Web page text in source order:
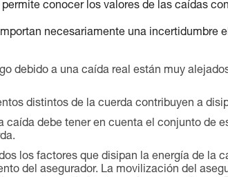
conocer los valores de las caídas
necesariamente una incertidumbre
debido a una caída real están muy
distintos de la cuerda contribuyen a
caída debe tener en cuenta el conjunto de
los factores que disipan la energía de la
del asegurador. La movilización del